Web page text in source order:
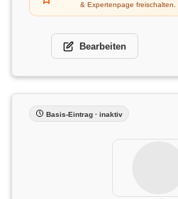
& Expertenpage freischalten.
Bearbeiten
Basis-Eintrag · inaktiv